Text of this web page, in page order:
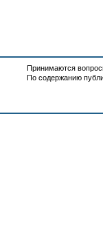
Принимаются
По содержанию